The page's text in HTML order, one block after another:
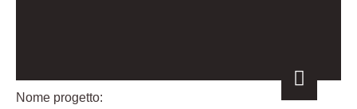
Nome progetto: